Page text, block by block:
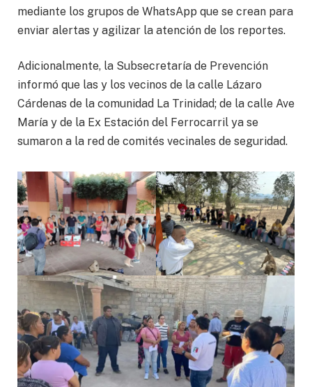
mediante los grupos de WhatsApp que se crean para
enviar alertas y agilizar la atención de los reportes.
Adicionalmente, la Subsecretaría de Prevención
informó que las y los vecinos de la calle Lázaro
Cárdenas de la comunidad La Trinidad; de la calle Ave
María y de la Ex Estación del Ferrocarril ya se
sumaron a la red de comités vecinales de seguridad.